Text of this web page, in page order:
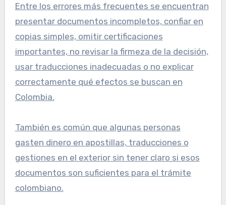
Entre los errores más frecuentes se encuentran
presentar documentos incompletos, confiar en
copias simples, omitir certificaciones
importantes, no revisar la firmeza de la decisión,
usar traducciones inadecuadas o no explicar
correctamente qué efectos se buscan en
Colombia.
También es común que algunas personas
gasten dinero en apostillas, traducciones o
gestiones en el exterior sin tener claro si esos
documentos son suficientes para el trámite
colombiano.